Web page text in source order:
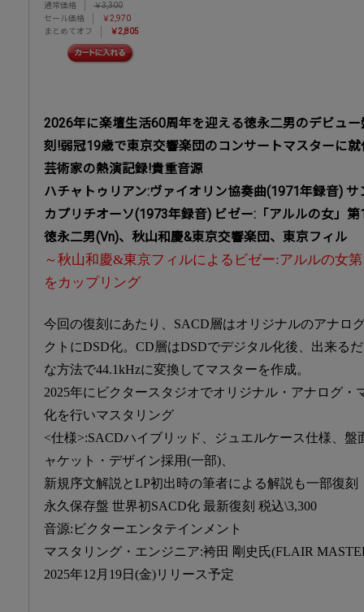
通常価格
￥3,300
セール価格
￥2,970
まとめてオフ
￥2,805
2026年に楽壇生活60周年を迎える徳永二男のデビュ
刻!弱冠19歳で東京交響楽団のコンサートマスターに
芸術家の熱演記録!貴重音源
ハチャトゥリアン:ヴァイオリン協奏曲(1971年録音)
カプリチオーソ(1973年録音) ビゼー:「アルルの女」
徳永二男(Vn)、秋山和慶&東京交響楽団、東京フィル
～秋山和慶&東京フィルによるビゼー:アルルの女
をカップリング
今回の復刻にあたり、SACD層はオリジナルのアナロ
クトにDSD化。CD層はDSDでデジタル化後、出来る
な方法で44.1kHzに変換してマスターを作成。
2025年にビクタースタジオでオリジナル・アナログ・
化を行いマスタリング
<仕様>:SACDハイブリッド、ジュエルケース仕様、
ャケット・デザイン採用(一部)、
新規序文解説とLP初出時の筆者による解説も一部復刻
永久保存盤 世界初SACD化 最新復刻 税込\3,300
音源:ビクターエンタテインメント
マスタリング・エンジニア:袴田 剛史氏(FLAIR
2025年12月19日(金)リリース予定